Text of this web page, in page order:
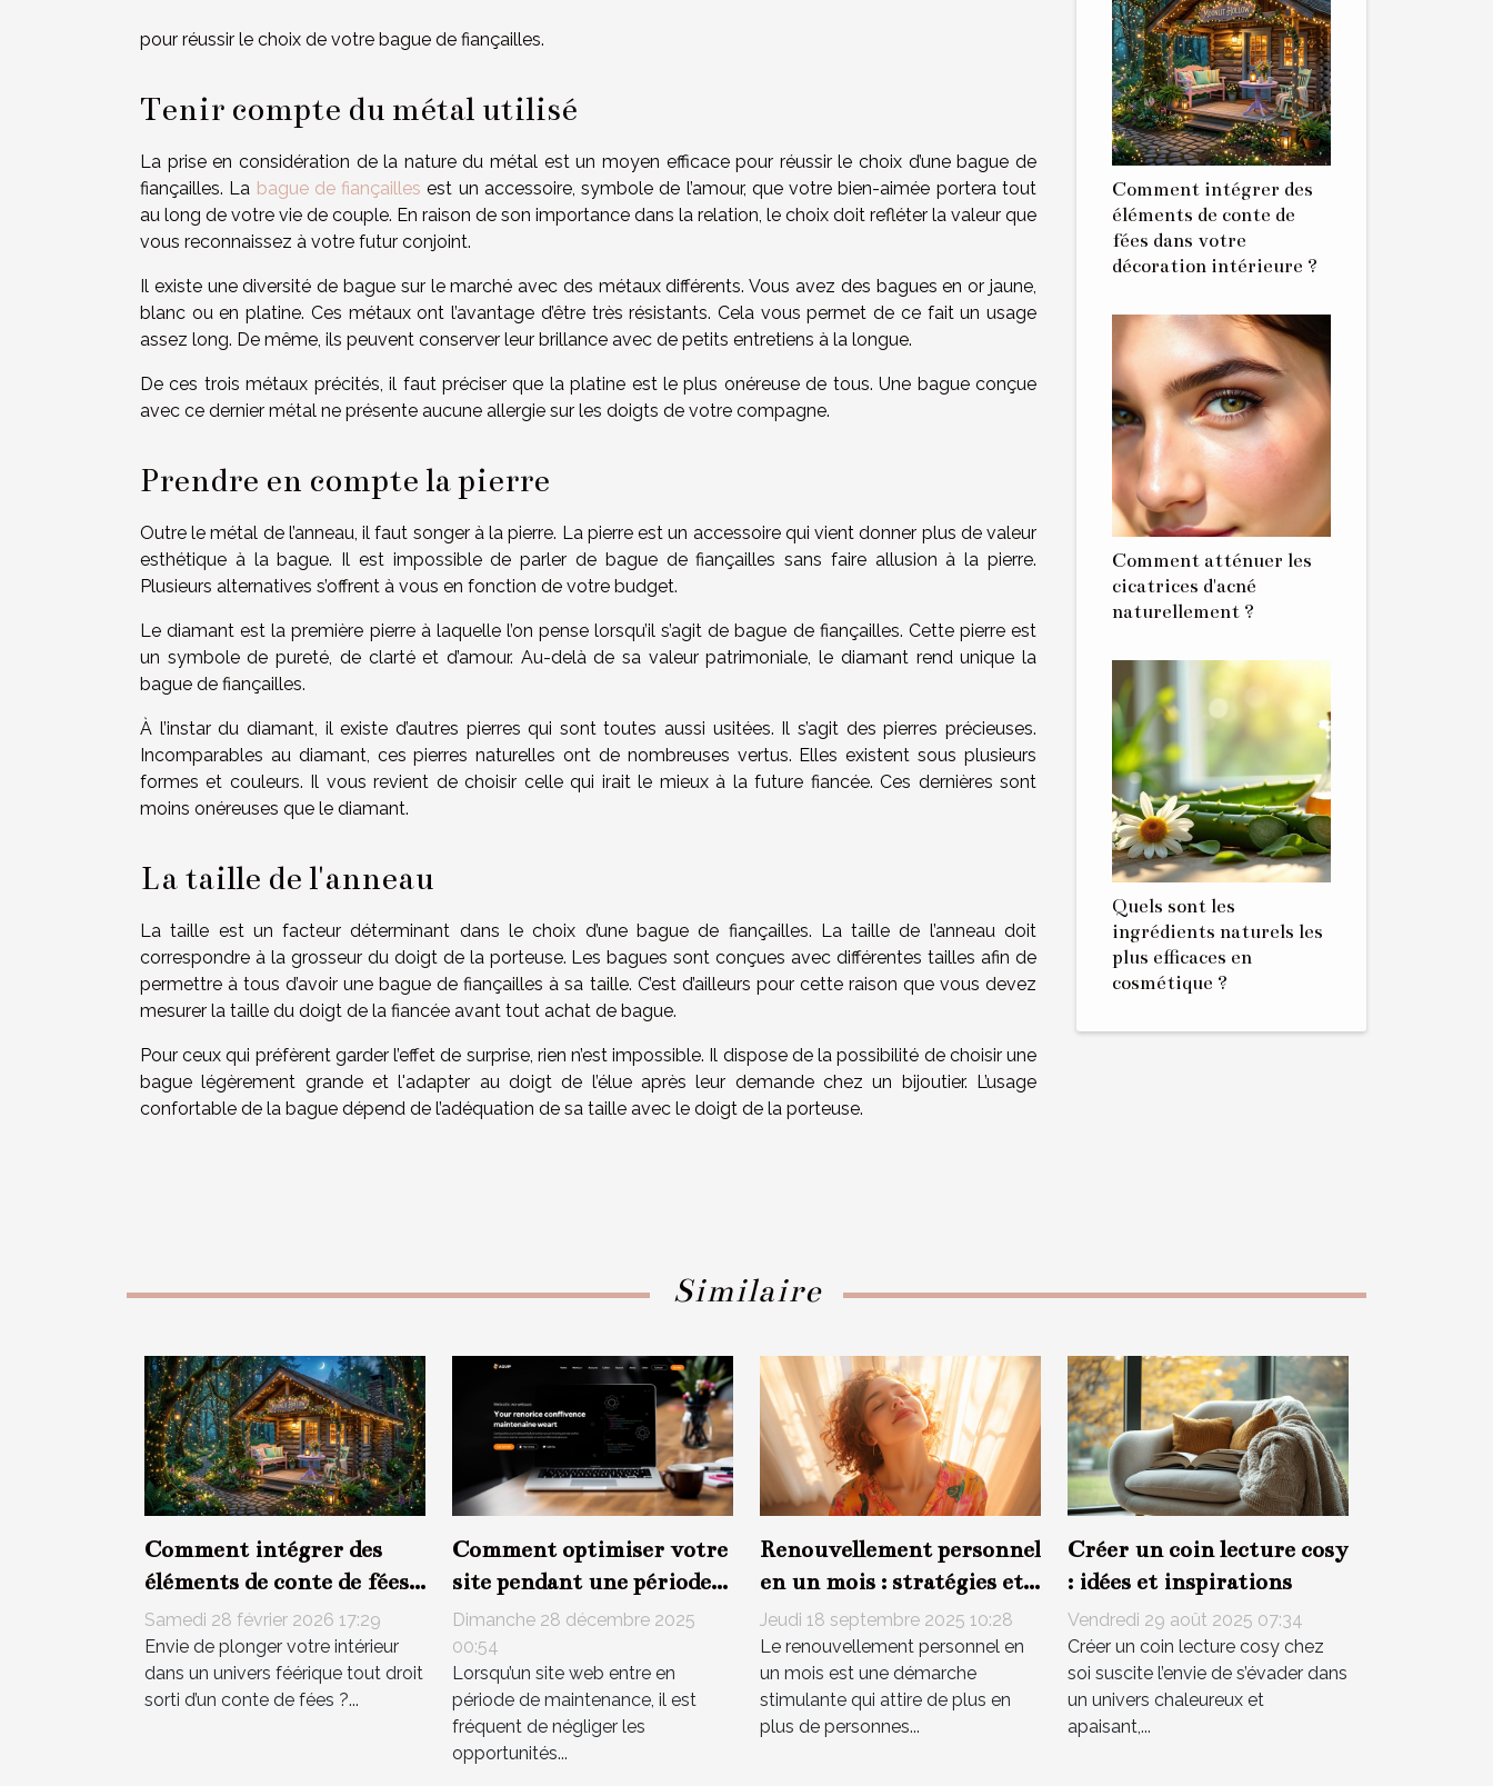
pour réussir le choix de votre bague de fiançailles.
Tenir compte du métal utilisé
La prise en considération de la nature du métal est un moyen efficace pour réussir le choix d’une bague de
fiançailles. La bague de fiançailles est un accessoire, symbole de l’amour, que votre bien-aimée portera tout
au long de votre vie de couple. En raison de son importance dans la relation, le choix doit refléter la valeur que
vous reconnaissez à votre futur conjoint.
Il existe une diversité de bague sur le marché avec des métaux différents. Vous avez des bagues en or jaune,
blanc ou en platine. Ces métaux ont l’avantage d’être très résistants. Cela vous permet de ce fait un usage
assez long. De même, ils peuvent conserver leur brillance avec de petits entretiens à la longue.
De ces trois métaux précités, il faut préciser que la platine est le plus onéreuse de tous. Une bague conçue
avec ce dernier métal ne présente aucune allergie sur les doigts de votre compagne.
Prendre en compte la pierre
Outre le métal de l’anneau, il faut songer à la pierre. La pierre est un accessoire qui vient donner plus de valeur
esthétique à la bague. Il est impossible de parler de bague de fiançailles sans faire allusion à la pierre.
Plusieurs alternatives s’offrent à vous en fonction de votre budget.
Le diamant est la première pierre à laquelle l’on pense lorsqu’il s’agit de bague de fiançailles. Cette pierre est
un symbole de pureté, de clarté et d’amour. Au-delà de sa valeur patrimoniale, le diamant rend unique la
bague de fiançailles.
À l’instar du diamant, il existe d’autres pierres qui sont toutes aussi usitées. Il s’agit des pierres précieuses.
Incomparables au diamant, ces pierres naturelles ont de nombreuses vertus. Elles existent sous plusieurs
formes et couleurs. Il vous revient de choisir celle qui irait le mieux à la future fiancée. Ces dernières sont
moins onéreuses que le diamant.
La taille de l'anneau
La taille est un facteur déterminant dans le choix d’une bague de fiançailles. La taille de l’anneau doit
correspondre à la grosseur du doigt de la porteuse. Les bagues sont conçues avec différentes tailles afin de
permettre à tous d’avoir une bague de fiançailles à sa taille. C’est d’ailleurs pour cette raison que vous devez
mesurer la taille du doigt de la fiancée avant tout achat de bague.
Pour ceux qui préfèrent garder l’effet de surprise, rien n’est impossible. Il dispose de la possibilité de choisir une
bague légèrement grande et l'adapter au doigt de l’élue après leur demande chez un bijoutier. L’usage
confortable de la bague dépend de l’adéquation de sa taille avec le doigt de la porteuse.
Comment intégrer des
éléments de conte de
fées dans votre
décoration intérieure ?
Comment atténuer les
cicatrices d'acné
naturellement ?
Quels sont les
ingrédients naturels les
plus efficaces en
cosmétique ?
Similaire
Comment intégrer des
éléments de conte de fées
dans votre décoration
intérieure ?
Samedi 28 février 2026 17:29
Envie de plonger votre intérieur
dans un univers féérique tout droit
sorti d’un conte de fées ?...
Comment optimiser votre
site pendant une période
de maintenance ?
Dimanche 28 décembre 2025
00:54
Lorsqu’un site web entre en
période de maintenance, il est
fréquent de négliger les
opportunités...
Renouvellement personnel
en un mois : stratégies et
impacts
Jeudi 18 septembre 2025 10:28
Le renouvellement personnel en
un mois est une démarche
stimulante qui attire de plus en
plus de personnes...
Créer un coin lecture cosy
: idées et inspirations
Vendredi 29 août 2025 07:34
Créer un coin lecture cosy chez
soi suscite l’envie de s’évader dans
un univers chaleureux et
apaisant,...